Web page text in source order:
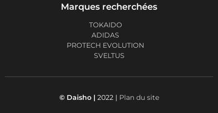
Marques recherchées
TOKAIDO
ADIDAS
PROTECH EVOLUTION
SVELTUS
© Daisho | 2022 | Plan du site